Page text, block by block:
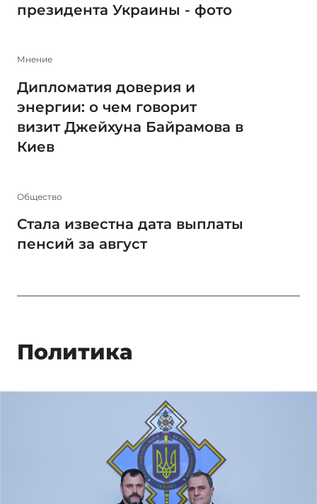
президента Украины - фото
Мнение
Дипломатия доверия и
энергии: о чем говорит
визит Джейхуна Байрамова в
Киев
Общество
Стала известна дата выплаты
пенсий за август
Политика